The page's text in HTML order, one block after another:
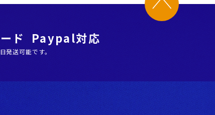
ード Paypal対応
発送可能です。